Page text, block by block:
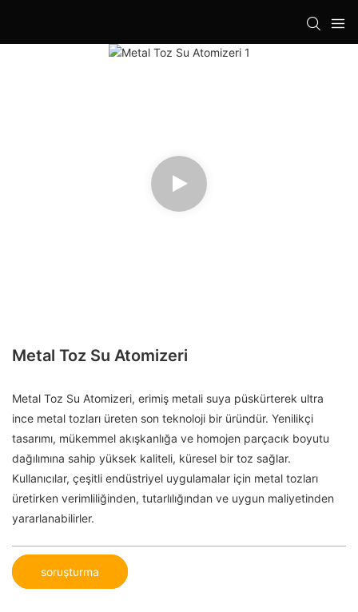
Metal Toz Su Atomizeri
Metal Toz Su Atomizeri, erimiş metali suya püskürterek ultra
ince metal tozları üreten son teknoloji bir üründür. Yenilikçi
tasarımı, mükemmel akışkanlığa ve homojen parçacık boyutu
dağılımına sahip yüksek kaliteli, küresel bir toz sağlar.
Kullanıcılar, çeşitli endüstriyel uygulamalar için metal tozları
üretirken verimliliğinden, tutarlılığından ve uygun maliyetinden
yararlanabilirler.
soruşturma